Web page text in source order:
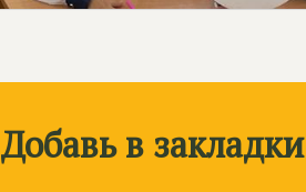
Добавь в закладки